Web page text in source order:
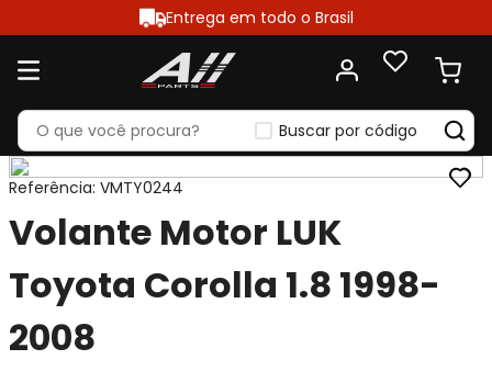
Entrega em todo o Brasil
Buscar por código
Referência: VMTY0244
Volante Motor LUK
Toyota Corolla 1.8 1998-
2008